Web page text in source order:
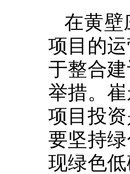
在黄壁
项目的
于整合
举措。
项目投
要坚持
现绿色